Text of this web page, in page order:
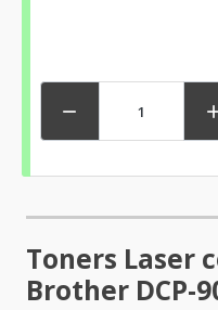

Toners Laser
Brother DCP-